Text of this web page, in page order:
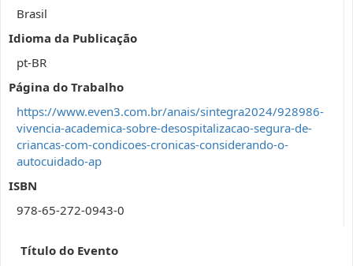
Brasil
Idioma da Publicação
pt-BR
Página do Trabalho
https://www.even3.com.br/anais/sintegra2024/928986-
vivencia-academica-sobre-desospitalizacao-segura-de-
criancas-com-condicoes-cronicas-considerando-o-
autocuidado-ap
ISBN
978-65-272-0943-0
Título do Evento